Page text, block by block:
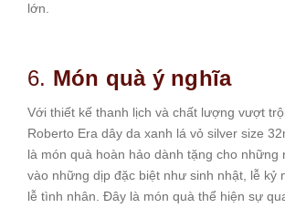
lớn.
6. Món quà ý nghĩa
Với thiết kế thanh lịch và chất lượng vượt
Roberto Era dây da xanh lá vỏ silver size
là món quà hoàn hảo dành tặng cho những
vào những dịp đặc biệt như sinh nhật, lễ kỷ
lễ tình nhân. Đây là món quà thể hiện sự